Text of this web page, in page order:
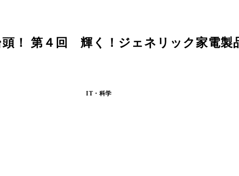
頭！ 第４回 輝く！ジェネリック家電
IT・科学